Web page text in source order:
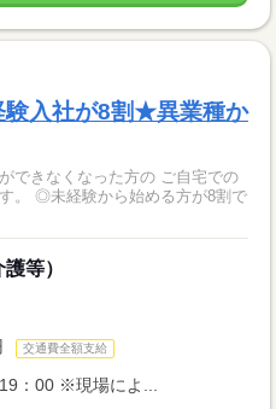
験入社が8割★異業種か
できなくなった方の ご自宅での
8割で
等）
交通費全額支給
：00 ※現場によ...